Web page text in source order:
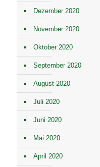
Dezember 2020
November 2020
Oktober 2020
September 2020
August 2020
Juli 2020
Juni 2020
Mai 2020
April 2020